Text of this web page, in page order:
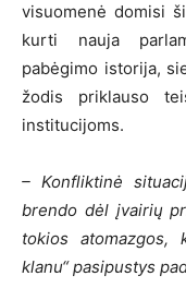
visuomenė domisi
kurti nauja
pabėgimo istorija,
žodis priklauso
institucijoms.
– Konfliktinė
brendo dėl įvairių
tokios atomazgos,
klanu“ pasipustys